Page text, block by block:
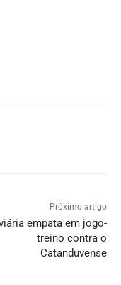
Próximo artigo
empata em jogo-
treino contra o
Catanduvense